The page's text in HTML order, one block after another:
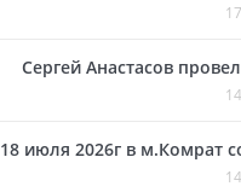
Сергей Анастасов
18 июля 2026г в м.Комрат